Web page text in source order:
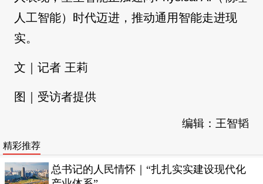
人工智能）时代迈进，推动通用智能走进现
实。
文｜记者 王莉
图｜受访者提供
编辑：王智韬
精彩推荐